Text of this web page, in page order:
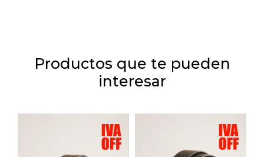
Productos que te pueden
interesar